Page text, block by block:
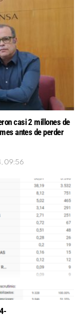
casi 2 millones de
antes de perder
09:56